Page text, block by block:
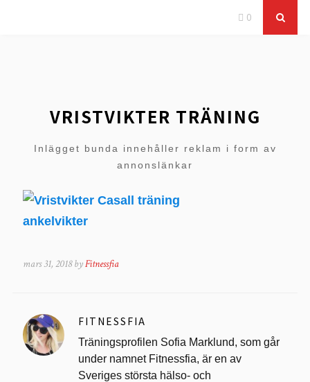
0
VRISTVIKTER TRÄNING
Inlägget bunda innehåller reklam i form av
annonslänkar
mars 31, 2018 byFitnessfia
FITNESSFIA
Träningsprofilen Sofia Marklund, som går
under namnet Fitnessfia, är en av
Sveriges största hälso- och